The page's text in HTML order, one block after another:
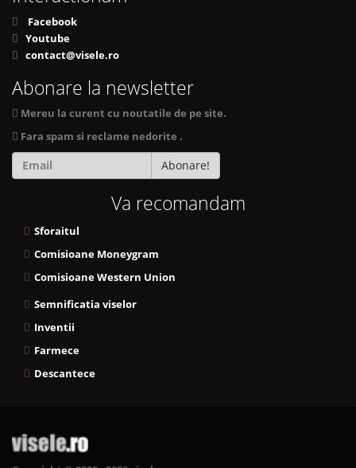
Facebook
Youtube
contact@visele.ro
Abonare la newsletter
Mereu la curent cu noutatile de pe site.
Fara spam si reclame nedorite .
Abonare!
Va recomandam
Sforaitul
Comisioane Moneygram
Comisioane Western Union
Semnificatia viselor
Inventii
Farmece
Descantece